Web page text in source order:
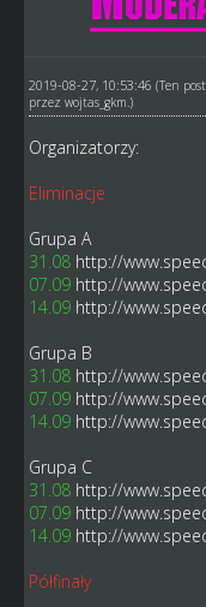
2019-08-27, 10:53:46 (Ten
przez wojtas_gkm .)
Organizatorzy:
Eliminacje
Grupa A
31.08 http://
07.09 http://
14.09 http://
Grupa B
31.08 http://
07.09 http://
14.09 http://
Grupa C
31.08 http://
07.09 http://
14.09 http://
Półfinały